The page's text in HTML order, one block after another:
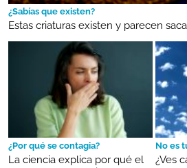
¿Sabías que existen?
Estas criaturas existen y parecen
¿Por qué se contagia?
La ciencia explica por qué el
No es
¿Ves